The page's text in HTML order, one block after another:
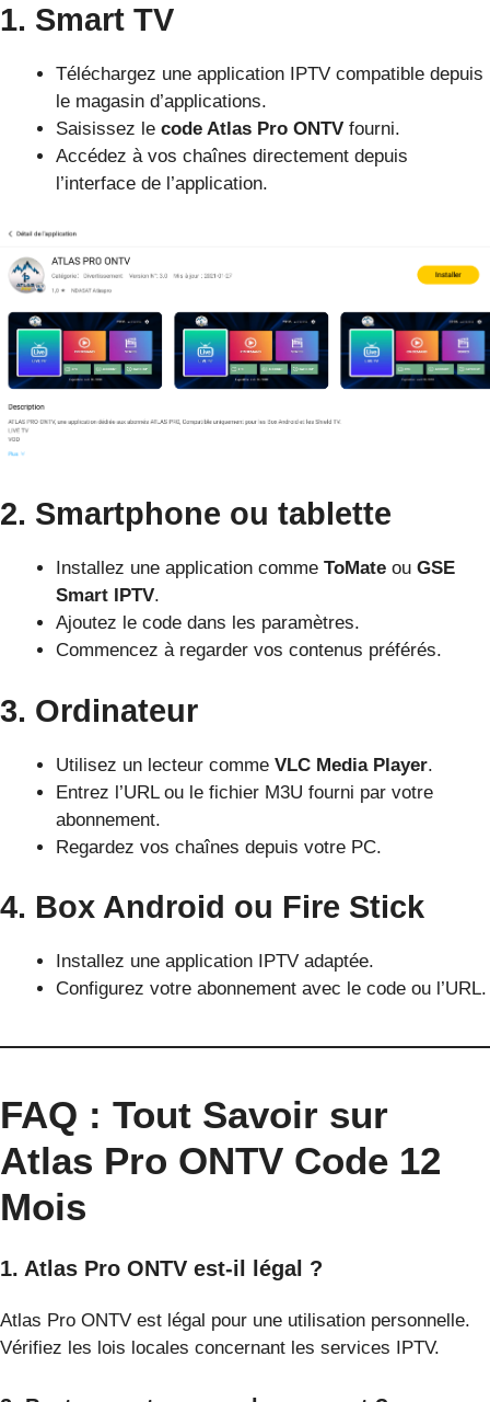
1. Smart TV
Téléchargez une application IPTV compatible depuis
le magasin d’applications.
Saisissez le code Atlas Pro ONTV fourni.
Accédez à vos chaînes directement depuis
l’interface de l’application.
2. Smartphone ou tablette
Installez une application comme ToMate ou GSE
Smart IPTV.
Ajoutez le code dans les paramètres.
Commencez à regarder vos contenus préférés.
3. Ordinateur
Utilisez un lecteur comme VLC Media Player.
Entrez l’URL ou le fichier M3U fourni par votre
abonnement.
Regardez vos chaînes depuis votre PC.
4. Box Android ou Fire Stick
Installez une application IPTV adaptée.
Configurez votre abonnement avec le code ou l’URL.
FAQ : Tout Savoir sur
Atlas Pro ONTV Code 12
Mois
1. Atlas Pro ONTV est-il légal ?
Atlas Pro ONTV est légal pour une utilisation personnelle.
Vérifiez les lois locales concernant les services IPTV.